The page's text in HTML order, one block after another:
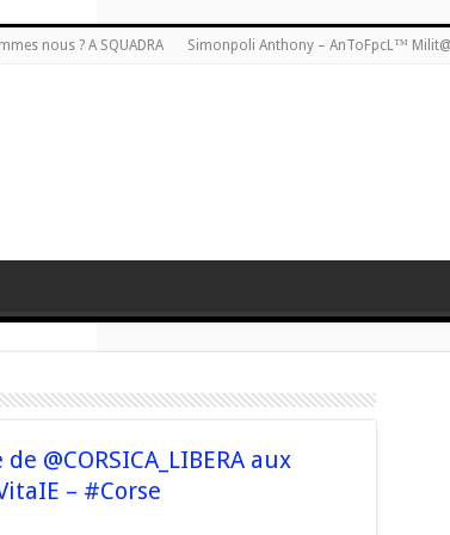
nous ? A SQUADRA Simonpoli Anthony – AnToFpcL™
@CORSICA_LIBERA aux
– #Corse